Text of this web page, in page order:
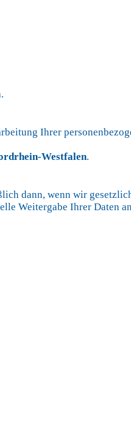
Ihrer
Westfalen.
dann, wenn wir
Weitergabe Ihrer Daten